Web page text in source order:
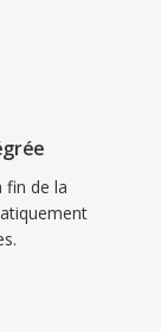
fin de la